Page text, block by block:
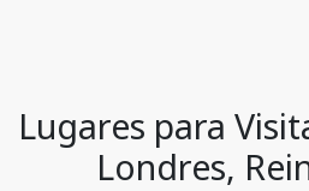
Lugares para
Londres,